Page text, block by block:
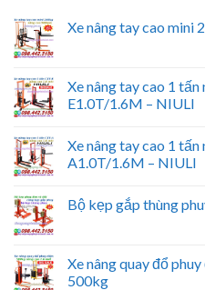
Xe nâng tay cao mini
Xe nâng tay cao 1 tấn
E1.0T/1.6M – NIULI
Xe nâng tay cao 1 tấn
A1.0T/1.6M – NIULI
Bộ kẹp gắp thùng
Xe nâng quay đổ
500kg